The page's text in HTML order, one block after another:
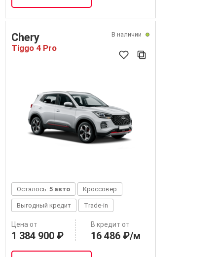
В наличии
Chery
Tiggo 4 Pro
Осталось: 5 авто Кроссовер
Выгодный кредит Trade-in
Цена от
1 384 900 ₽
В кредит от
16 486 ₽/м